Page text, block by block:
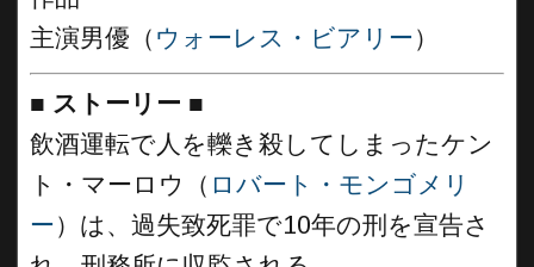
主演男優（ ウォーレス・ビアリー）
■ ストーリー ■
飲酒運転で人を轢き殺してしまったケン
ト・マーロウ（ ロバート・モンゴメリ
ー）は、過失致死罪で10年の刑を宣告さ